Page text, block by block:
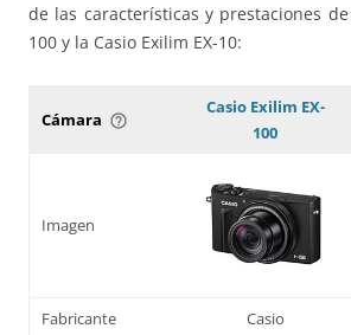
de las características y prestaciones de
100 y la Casio Exilim EX-10:
Cámara help_outline
Casio Exilim EX-
100
Imagen
Fabricante Casio